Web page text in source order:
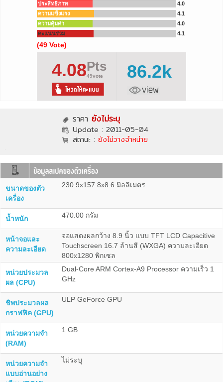
ประสิทธิภาพ
4.0
ความแข็งแรง
4.1
ความคุ้มค่า
4.0
คะแนนร่วม
4.1
(49 Vote)
4.08Pts
49vote 86.2k
ราคา ยังไม่ระบุ
Update : 2011-05-04
สถานะ : ยังไม่วางจำหน่าย
ขนาดของตัว
เครื่อง
230.9x157.8x8.6 มิลลิเมตร
น้ำหนัก 470.00 กรัม
หน้าจอและ
ความละเอียด
จอแสดงผลกว้าง 8.9 นิ้ว แบบ TFT LCD Capacitive
Touchscreen 16.7 ล้านสี (WXGA) ความละเอียด
800x1280 พิกเซล
หน่วยประมวล
ผล (CPU)
Dual-Core ARM Cortex-A9 Processor ความเร็ว 1
GHz
ชิพประมวลผล
กราฟฟิค (GPU)
ULP GeForce GPU
หน่วยความจำ
(RAM)
1 GB
หน่วยความจำ
แบบอ่านอย่าง
ไม่ระบุ